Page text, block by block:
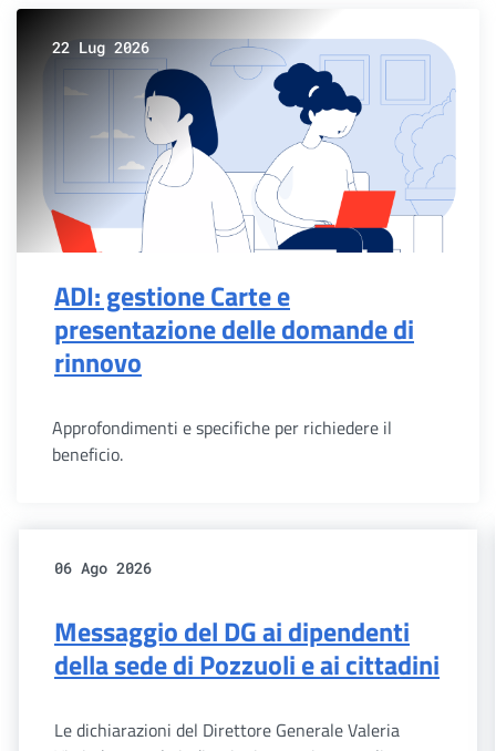
22 Lug 2026
ADI: gestione Carte e
presentazione delle domande di
rinnovo
Approfondimenti e specifiche per richiedere il
beneficio.
06 Ago 2026
Messaggio del DG ai dipendenti
della sede di Pozzuoli e ai cittadini
Le dichiarazioni del Direttore Generale Valeria